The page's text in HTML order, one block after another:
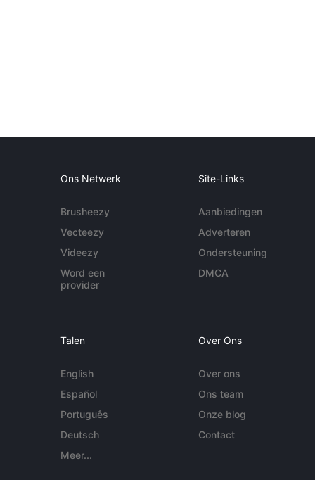
Ons Netwerk
Brusheezy
Vecteezy
Videezy
Word een
provider
Site-Links
Aanbiedingen
Adverteren
Ondersteuning
DMCA
Talen
English
Español
Português
Deutsch
Meer...
Over Ons
Over ons
Ons team
Onze blog
Contact